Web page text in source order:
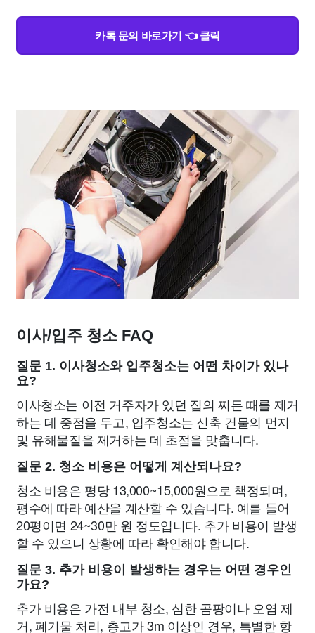
카톡 문의 바로가기 👈 클릭
이사/입주 청소 FAQ
질문 1. 이사청소와 입주청소는 어떤 차이가 있나
요?
이사청소는 이전 거주자가 있던 집의 찌든 때를 제거
하는 데 중점을 두고, 입주청소는 신축 건물의 먼지
및 유해물질을 제거하는 데 초점을 맞춥니다.
질문 2. 청소 비용은 어떻게 계산되나요?
청소 비용은 평당 13,000~15,000원으로 책정되며,
평수에 따라 예산을 계산할 수 있습니다. 예를 들어
20평이면 24~30만 원 정도입니다. 추가 비용이 발생
할 수 있으니 상황에 따라 확인해야 합니다.
질문 3. 추가 비용이 발생하는 경우는 어떤 경우인
가요?
추가 비용은 가전 내부 청소, 심한 곰팡이나 오염 제
거, 폐기물 처리, 층고가 3m 이상인 경우, 특별한 항